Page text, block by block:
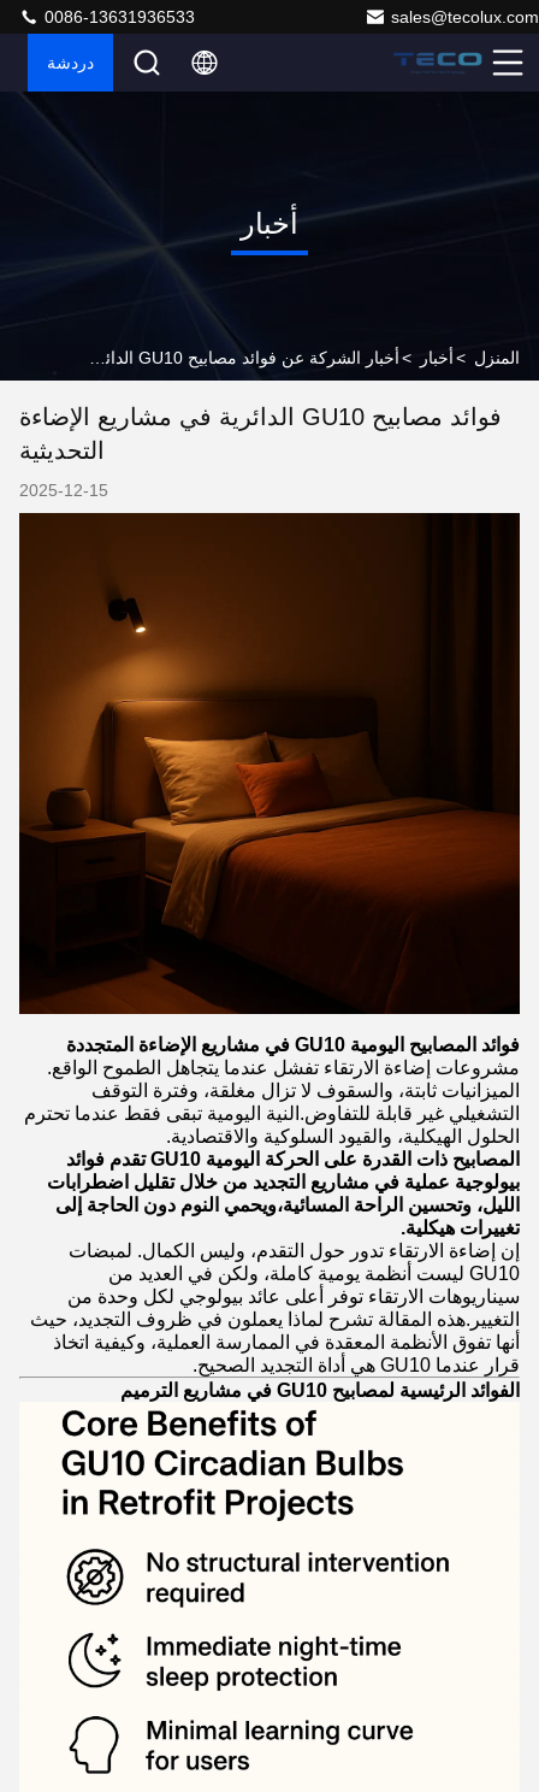
sales@tecolux.com
0086-13631936533
دردشة
أخبار
المنزل >أخبار >
فوائد مصابيح GU10 الدائرية في مشاريع الإضاءة
التحديثية
2025-12-15
فوائد المصابيح اليومية GU10 في مشاريع الإضاءة المتجددة
مشروعات إضاءة الارتقاء تفشل عندما يتجاهل الطموح الواقع.
الميزانيات ثابتة، والسقوف لا تزال مغلقة، وفترة التوقف
التشغيلي غير قابلة للتفاوض.النية اليومية تبقى فقط عندما تحترم
الحلول الهيكلية، والقيود السلوكية والاقتصادية.
المصابيح ذات القدرة على الحركة اليومية GU10 تقدم فوائد
بيولوجية عملية في مشاريع التجديد من خلال تقليل اضطرابات
الليل، وتحسين الراحة المسائية،ويحمي النوم دون الحاجة إلى
تغييرات هيكلية.
إن إضاءة الارتقاء تدور حول التقدم، وليس الكمال. لمبضات
GU10 ليست أنظمة يومية كاملة، ولكن في العديد من
سيناريوهات الارتقاء توفر أعلى عائد بيولوجي لكل وحدة من
التغيير.هذه المقالة تشرح لماذا يعملون في ظروف التجديد، حيث
أنها تفوق الأنظمة المعقدة في الممارسة العملية، وكيفية اتخاذ
قرار عندما GU10 هي أداة التجديد الصحيح.
الفوائد الرئيسية لمصابيح GU10 في مشاريع الترميم